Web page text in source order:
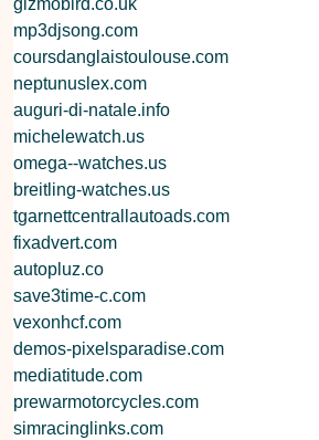
mp3djsong.com
coursdanglaistoulouse.com
neptunuslex.com
auguri-di-natale.info
michelewatch.us
omega--watches.us
breitling-watches.us
tgarnettcentrallautoads.com
fixadvert.com
autopluz.co
save3time-c.com
vexonhcf.com
demos-pixelsparadise.com
mediatitude.com
prewarmotorcycles.com
simracinglinks.com